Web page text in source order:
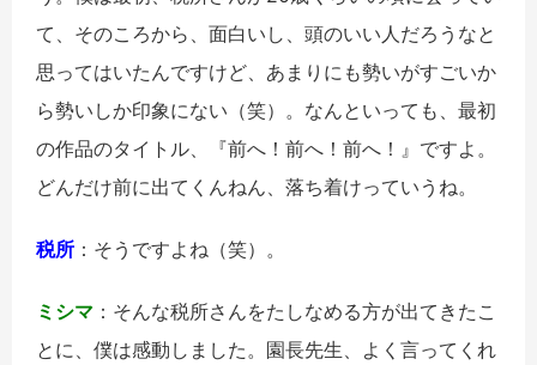
て、そのころから、面白いし、頭のいい人だろうなと
思ってはいたんですけど、あまりにも勢いがすごいか
ら勢いしか印象にない（笑）。なんといっても、最初
の作品のタイトル、『前へ！前へ！前へ！』ですよ。
どんだけ前に出てくんねん、落ち着けっていうね。
税所 ：そうですよね（笑）。
ミシマ ：そんな税所さんをたしなめる方が出てきたこ
とに、僕は感動しました。園長先生、よく言ってくれ